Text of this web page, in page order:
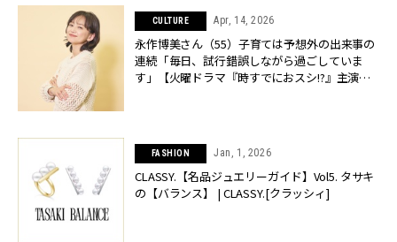
CULTURE Apr, 14, 2026
永作博美さん（55）子育ては予想外の出来事の
連続「毎日、試行錯誤しながら過ごしていま
す」【火曜ドラマ『時すでにおスシ!?』主演】 |
FASHION Jan, 1, 2026
CLASSY.【名品ジュエリーガイド】Vol5. タサキ
の【バランス】 | CLASSY.[クラッシィ]